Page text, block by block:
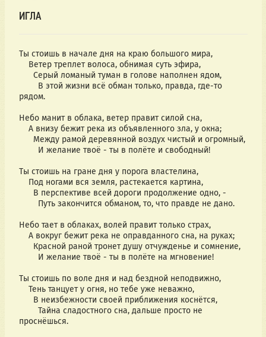
ИГЛА
Ты стоишь в начале дня на краю большого мира,
Ветер треплет волоса, обнимая суть эфира,
Серый ломаный туман в голове наполнен ядом,
В этой жизни всё обман только, правда, где-то
рядом.
Небо манит в облака, ветер правит силой сна,
А внизу бежит река из объявленного зла, у окна;
Между рамой деревянной воздух чистый и огромный,
И желание твоё - ты в полёте и свободный!
Ты стоишь на гране дня у порога властелина,
Под ногами вся земля, растекается картина,
В перспективе всей дороги продолжение одно, -
Путь закончится обманом, то, что правде не дано.
Небо тает в облаках, волей правит только страх,
А вокруг бежит река не оправданного сна, на руках;
Красной раной тронет душу отчужденье и сомнение,
И желание твоё - ты в полёте на мгновение!
Ты стоишь по воле дня и над бездной неподвижно,
Тень танцует у огня, но тебе уже неважно,
В неизбежности своей приближения коснётся,
Тайна сладостного сна, дальше просто не
проснёшься.